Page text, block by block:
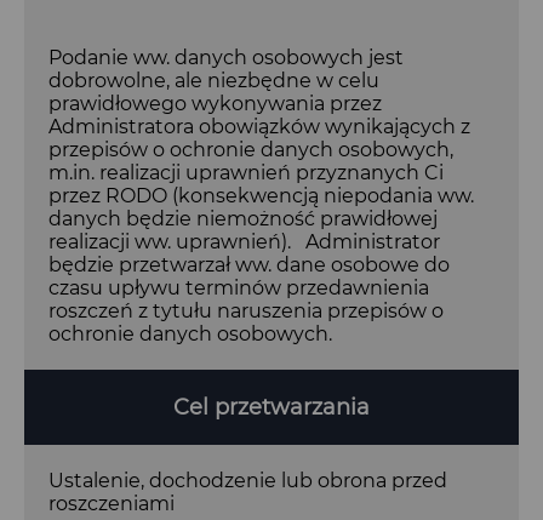
Podanie ww. danych osobowych jest
dobrowolne, ale niezbędne w celu
prawidłowego wykonywania przez
Administratora obowiązków wynikających z
przepisów o ochronie danych osobowych,
m.in. realizacji uprawnień przyznanych Ci
przez RODO (konsekwencją niepodania ww.
danych będzie niemożność prawidłowej
realizacji ww. uprawnień). Administrator
będzie przetwarzał ww. dane osobowe do
czasu upływu terminów przedawnienia
roszczeń z tytułu naruszenia przepisów o
ochronie danych osobowych.
Cel przetwarzania
Ustalenie, dochodzenie lub obrona przed
roszczeniami